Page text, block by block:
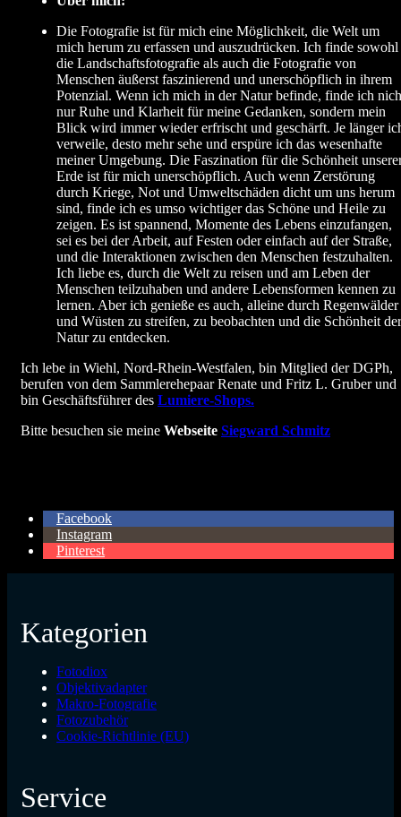
Die Fotografie ist für mich eine Möglichkeit, die Welt um
mich herum zu erfassen und auszudrücken. Ich finde sowohl
die Landschaftsfotografie als auch die Fotografie von
Menschen äußerst faszinierend und unerschöpflich in ihrem
Potenzial. Wenn ich mich in der Natur befinde, finde ich
nur Ruhe und Klarheit für meine Gedanken, sondern mein
Blick wird immer wieder erfrischt und geschärft. Je länger
verweile, desto mehr sehe und erspüre ich das wesenhafte
meiner Umgebung. Die Faszination für die Schönheit
Erde ist für mich unerschöpflich. Auch wenn Zerstörung
durch Kriege, Not und Umweltschäden dicht um uns herum
sind, finde ich es umso wichtiger das Schöne und Heile zu
zeigen. Es ist spannend, Momente des Lebens einzufangen,
sei es bei der Arbeit, auf Festen oder einfach auf der Straße,
und die Interaktionen zwischen den Menschen festzuhalten.
Ich liebe es, durch die Welt zu reisen und am Leben der
Menschen teilzuhaben und andere Lebensformen kennen zu
lernen. Aber ich genieße es auch, alleine durch Regenwälder
und Wüsten zu streifen, zu beobachten und die Schönheit der
Natur zu entdecken.
Ich lebe in Wiehl, Nord-Rhein-Westfalen, bin Mitglied der DGPh,
berufen von dem Sammlerehepaar Renate und Fritz L. Gruber und
bin Geschäftsführer des Lumiere-Shops.
Bitte besuchen sie meine Webseite Siegward Schmitz
Facebook
Instagram
Pinterest
Kategorien
Fotodiox
Objektivadapter
Makro-Fotografie
Fotozubehör
Cookie-Richtlinie (EU)
Service